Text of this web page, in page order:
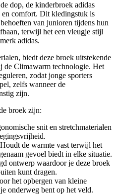
dop, de kinderbroek adidas
en comfort. Dit kledingstuk is
van junioren tijdens hun
terwijl het een vleugje stijl
adidas.
biedt deze broek uitstekende
de Climawarm technologie. Het
zodat jonge sporters
zelfs wanneer de
zijn.
broek zijn:
snit en stretchmaterialen
Houdt de warmte vast terwijl het
gevoel biedt in elke situatie.
ontwerp waardoor je deze broek
kunt dragen.
het opbergen van kleine
onderweg bent op het veld.